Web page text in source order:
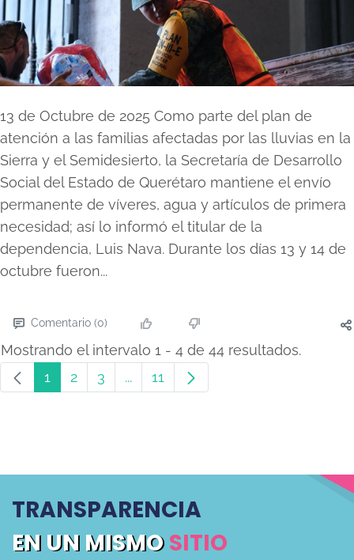
13 de Octubre de 2025 Como parte del plan de
atención a las familias afectadas por las lluvias en la
Sierra y el Semidesierto, la Secretaría de Desarrollo
Social del Estado de Querétaro mantiene el envío
permanente de víveres, agua y artículos de primera
necesidad; así lo informó el titular de la
dependencia, Luis Nava. Durante los días 13 y 14 de
octubre fueron...
Comentario (0)
Mostrando el intervalo 1 - 4 de 44 resultados.
Página
1 Página
2 Página
3 ...
Páginas intermedias Use TAB
Página
11
TRANSPARENCIA
EN UN MISMO SITIO